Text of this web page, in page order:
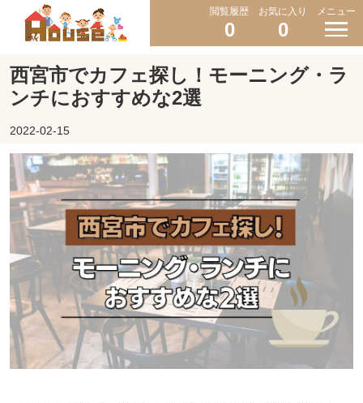
閲覧履歴
0
お気に入り
0
メニュー
西宮市でカフェ探し！モーニング・ラ
ンチにおすすめな2選
2022-02-15